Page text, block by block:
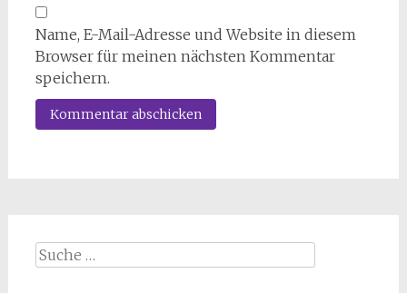
Name, E-Mail-Adresse und Website in diesem
Browser für meinen nächsten Kommentar
speichern.
Suche